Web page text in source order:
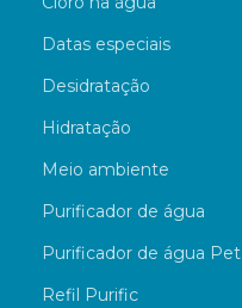
Datas especiais
Desidratação
Hidratação
Meio ambiente
Purificador de água
Purificador de água Pet
Refil Purific